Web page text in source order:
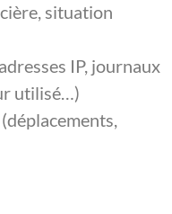
situation
IP, journaux
utilisé…)